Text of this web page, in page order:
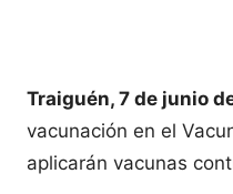
Traiguén, 7 de junio
vacunación en el
aplicarán vacunas